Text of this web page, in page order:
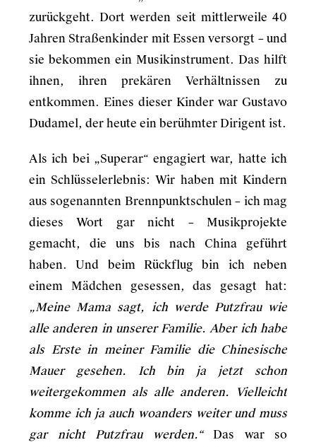
zurückgeht. Dort werden seit mittlerweile 40
Jahren Straßenkinder mit Essen versorgt – und
sie bekommen ein Musikinstrument. Das hilft
ihnen, ihren prekären Verhältnissen zu
entkommen. Eines dieser Kinder war Gustavo
Dudamel, der heute ein berühmter Dirigent ist.
Als ich bei „Superar“ engagiert war, hatte ich
ein Schlüsselerlebnis: Wir haben mit Kindern
aus sogenannten Brennpunktschulen – ich mag
dieses Wort gar nicht – Musikprojekte
gemacht, die uns bis nach China geführt
haben. Und beim Rückflug bin ich neben
einem Mädchen gesessen, das gesagt hat:
„Meine Mama sagt, ich werde Putzfrau wie
alle anderen in unserer Familie. Aber ich habe
als Erste in meiner Familie die Chinesische
Mauer gesehen. Ich bin ja jetzt schon
weitergekommen als alle anderen. Vielleicht
komme ich ja auch woanders weiter und muss
gar nicht Putzfrau werden.“Das war so